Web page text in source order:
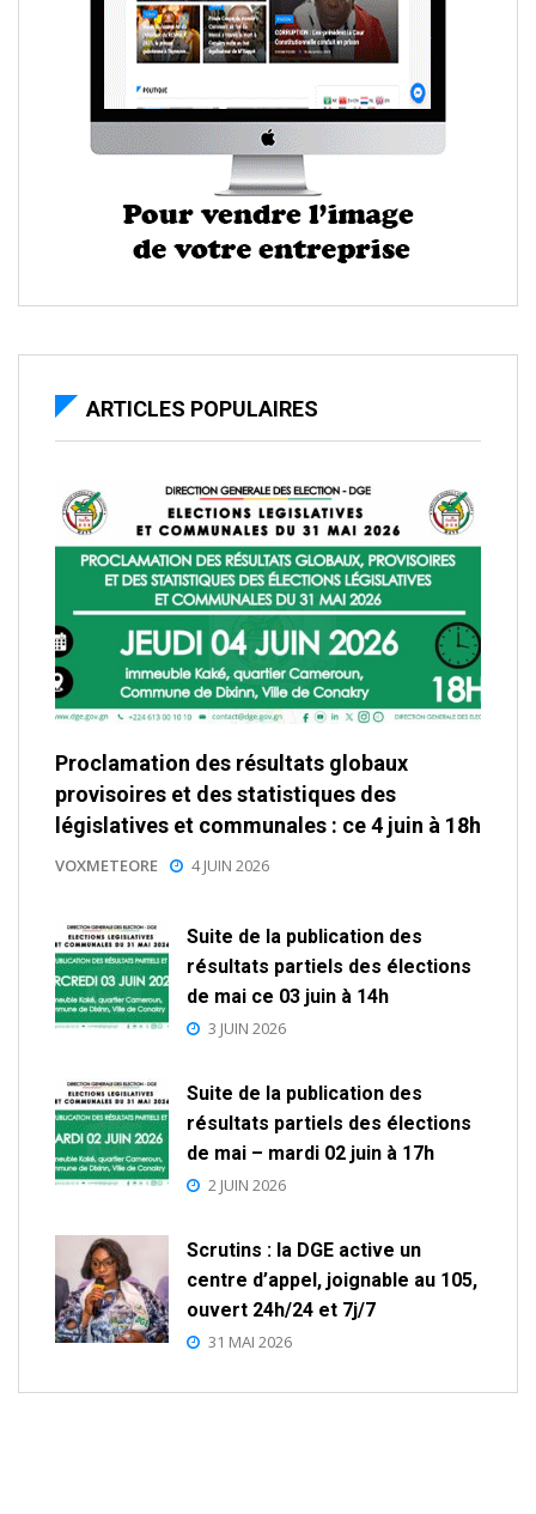
ARTICLES POPULAIRES
Proclamation des résultats globaux
provisoires et des statistiques des
législatives et communales : ce 4 juin à 18h
VOXMETEORE 4 JUIN 2026
Suite de la publication des
résultats partiels des élections
de mai ce 03 juin à 14h
3 JUIN 2026
Suite de la publication des
résultats partiels des élections
de mai – mardi 02 juin à 17h
2 JUIN 2026
Scrutins : la DGE active un
centre d’appel, joignable au 105,
ouvert 24h/24 et 7j/7
31 MAI 2026